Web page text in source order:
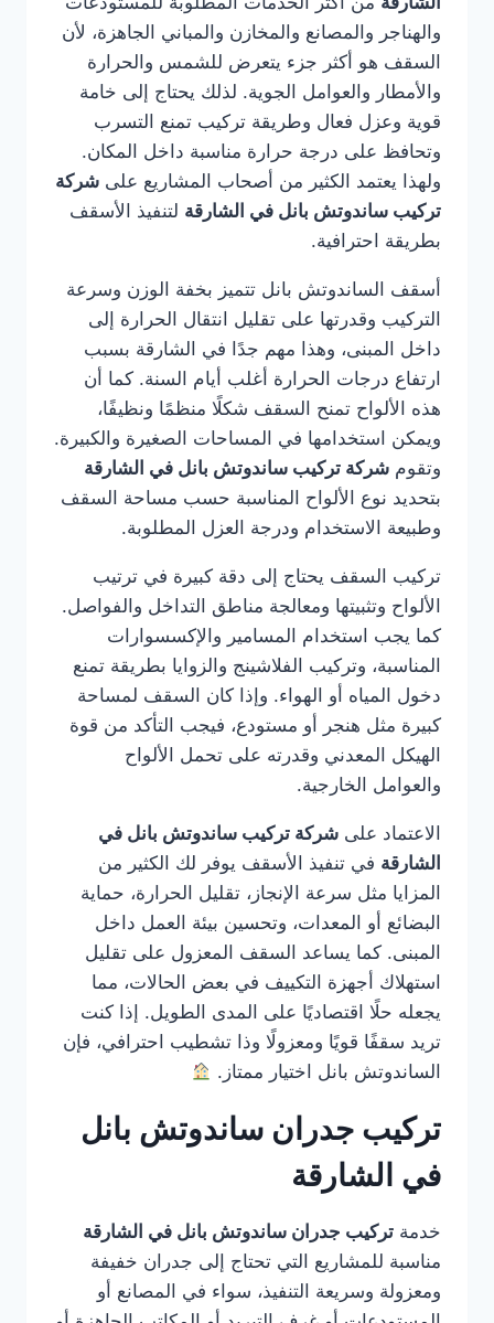
والهناجر والمصانع والمخازن والمباني الجاهزة، لأن
السقف هو أكثر جزء يتعرض للشمس والحرارة
والأمطار والعوامل الجوية. لذلك يحتاج إلى خامة
قوية وعزل فعال وطريقة تركيب تمنع التسرب
وتحافظ على درجة حرارة مناسبة داخل المكان.
ولهذا يعتمد الكثير من أصحاب المشاريع على شركة
تركيب ساندوتش بانل في الشارقة لتنفيذ الأسقف
بطريقة احترافية.
أسقف الساندوتش بانل تتميز بخفة الوزن وسرعة
التركيب وقدرتها على تقليل انتقال الحرارة إلى
داخل المبنى، وهذا مهم جدًا في الشارقة بسبب
ارتفاع درجات الحرارة أغلب أيام السنة. كما أن
هذه الألواح تمنح السقف شكلًا منظمًا ونظيفًا،
ويمكن استخدامها في المساحات الصغيرة والكبيرة.
وتقوم شركة تركيب ساندوتش بانل في الشارقة
بتحديد نوع الألواح المناسبة حسب مساحة السقف
وطبيعة الاستخدام ودرجة العزل المطلوبة.
تركيب السقف يحتاج إلى دقة كبيرة في ترتيب
الألواح وتثبيتها ومعالجة مناطق التداخل والفواصل.
كما يجب استخدام المسامير والإكسسوارات
المناسبة، وتركيب الفلاشينج والزوايا بطريقة تمنع
دخول المياه أو الهواء. وإذا كان السقف لمساحة
كبيرة مثل هنجر أو مستودع، فيجب التأكد من قوة
الهيكل المعدني وقدرته على تحمل الألواح
والعوامل الخارجية.
الاعتماد على شركة تركيب ساندوتش بانل في
الشارقة في تنفيذ الأسقف يوفر لك الكثير من
المزايا مثل سرعة الإنجاز، تقليل الحرارة، حماية
البضائع أو المعدات، وتحسين بيئة العمل داخل
المبنى. كما يساعد السقف المعزول على تقليل
استهلاك أجهزة التكييف في بعض الحالات، مما
يجعله حلًا اقتصاديًا على المدى الطويل. إذا كنت
تريد سقفًا قويًا ومعزولًا وذا تشطيب احترافي، فإن
الساندوتش بانل اختيار ممتاز.
تركيب جدران ساندوتش بانل
في الشارقة
خدمة تركيب جدران ساندوتش بانل في الشارقة
مناسبة للمشاريع التي تحتاج إلى جدران خفيفة
ومعزولة وسريعة التنفيذ، سواء في المصانع أو